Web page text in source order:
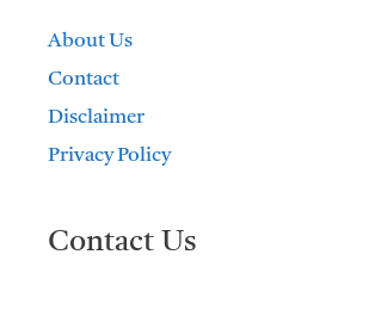
About Us
Contact
Disclaimer
Privacy Policy
Contact Us